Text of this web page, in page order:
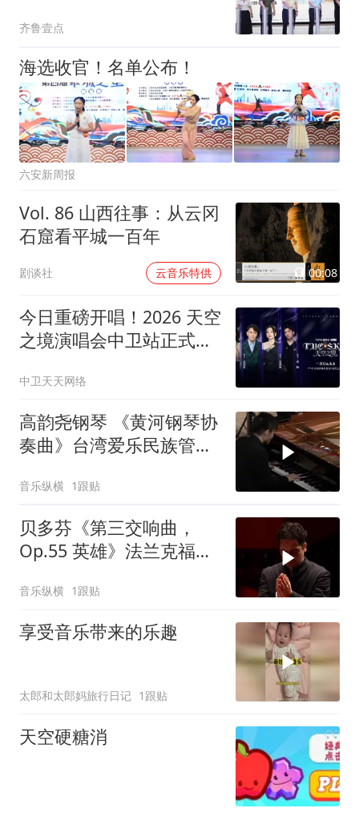
齐鲁壹点
海选收官！名单公布！
六安新周报
Vol. 86 山西往事：从云冈
石窟看平城一百年
剧谈社 云音乐特供 00:08
今日重磅开唱！2026 天空
之境演唱会中卫站正式启
中卫天天网络
高韵尧钢琴 《黄河钢琴协
奏曲》台湾爱乐民族管弦
音乐纵横 1跟贴
贝多芬《第三交响曲，
Op.55 英雄》法兰克福广
斯・奥罗斯科‑埃斯特拉达
音乐纵横 1跟贴
享受音乐带来的乐趣
太郎和太郎妈旅行日记 1跟贴
天空硬糖消